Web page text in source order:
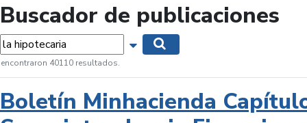
Buscador de publicaciones
Mostrar opciones de búsqueda
encontraron 40110 resultados.
Boletín Minhacienda